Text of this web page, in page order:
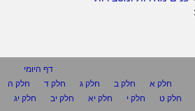
דף היומי
חלק א
חלק ב חלק ג חלק ד חלק ה
חלק ט
חלק י חלק יא חלק יב חלק יג